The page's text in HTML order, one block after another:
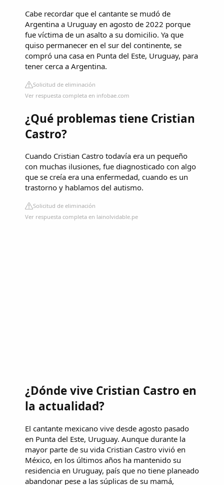
Cabe recordar que el cantante se mudó de
Argentina a Uruguay en agosto de 2022 porque
fue víctima de un asalto a su domicilio. Ya que
quiso permanecer en el sur del continente, se
compró una casa en Punta del Este, Uruguay, para
tener cerca a Argentina.
Solicitud de eliminación
Ver respuesta completa en infobae.com
¿Qué problemas tiene Cristian
Castro?
Cuando Cristian Castro todavía era un pequeño
con muchas ilusiones, fue diagnosticado con algo
que se creía era una enfermedad, cuando es un
trastorno y hablamos del autismo.
Solicitud de eliminación
Ver respuesta completa en lainolvidable.pe
¿Dónde vive Cristian Castro en
la actualidad?
El cantante mexicano vive desde agosto pasado
en Punta del Este, Uruguay. Aunque durante la
mayor parte de su vida Cristian Castro vivió en
México, en los últimos años ha mantenido su
residencia en Uruguay, país que no tiene planeado
abandonar pese a las súplicas de su mamá,